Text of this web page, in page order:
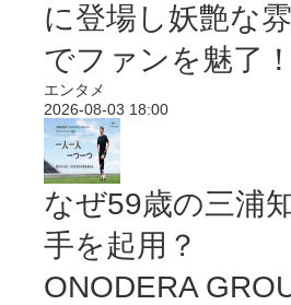
に登場し妖艶な
でファンを魅了！
エンタメ
2026-08-03 18:00
なぜ59歳の三浦
手を起用？
ONODERA